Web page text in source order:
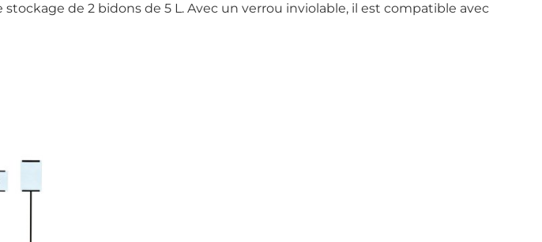
de 2 bidons de 5 L. Avec un verrou inviolable, il est compatible avec